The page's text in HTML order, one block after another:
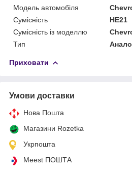
Модель автомобіля
Сумісність
HE21
Сумісність із моделлю
Тип
Приховати
Умови доставки
Нова Пошта
Магазини Rozetka
Укрпошта
Meest ПОШТА